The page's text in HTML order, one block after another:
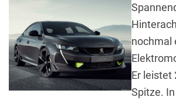
nochmal
Er leistet
Spitze.